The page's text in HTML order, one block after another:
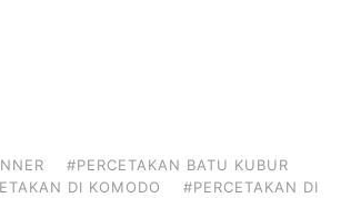
#PERCETAKAN BATU KUBUR
DI KOMODO
#PERCETAKAN DI